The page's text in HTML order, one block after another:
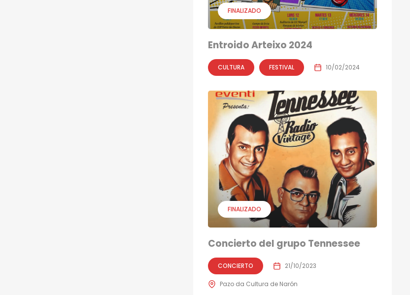
FINALIZADO
Entroido Arteixo 2024
CULTURA FESTIVAL 10/02/2024
FINALIZADO
Concierto del grupo Tennessee
CONCIERTO 21/10/2023
Pazo da Cultura de Narón